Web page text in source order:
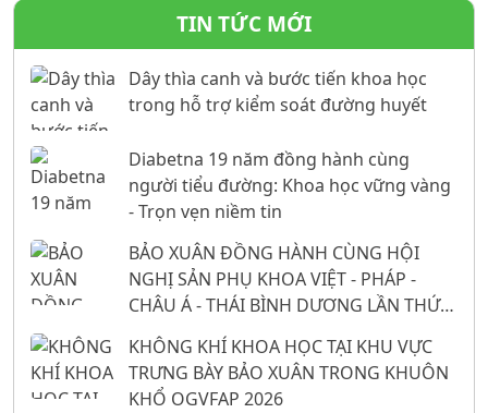
TIN TỨC MỚI
Dây thìa canh và bước tiến khoa học
trong hỗ trợ kiểm soát đường huyết
Diabetna 19 năm đồng hành cùng
người tiểu đường: Khoa học vững vàng
- Trọn vẹn niềm tin
BẢO XUÂN ĐỒNG HÀNH CÙNG HỘI
NGHỊ SẢN PHỤ KHOA VIỆT - PHÁP -
CHÂU Á - THÁI BÌNH DƯƠNG LẦN THỨ
26: 16 NĂM KHẲNG ĐỊNH VỊ THẾ TỪ
NỀN TẢNG KHOA HỌC
KHÔNG KHÍ KHOA HỌC TẠI KHU VỰC
TRƯNG BÀY BẢO XUÂN TRONG KHUÔN
KHỔ OGVFAP 2026